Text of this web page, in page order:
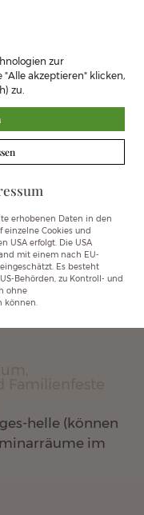
am
26. April
Die Kurzform
helle (können
im
zur
akzeptieren" klicken,
zu.
erhobenen Daten in den
einzelne Cookies und
USA erfolgt. Die USA
mit einem nach EU-
Es besteht
Behörden, zu Kontroll- und
ohne
können.